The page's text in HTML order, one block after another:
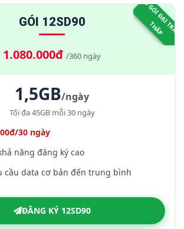
T
T
P
GÓI 12SD90
1.080.000đ /360 ngày
1,5GB/ngày
Tối đa 45GB mỗi 30 ngày
30 ngày
năng đăng ký cao
cầu data cơ bản đến trung bình
ĐĂNG KÝ 12SD90